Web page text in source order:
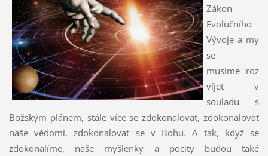
Zákon
Evolučního
Vývoje a my
se
musíme roz
víjet v
souladu s
Božským plánem, stále více se zdokonalovat, zdokonalovat
naše vědomí, zdokonalovat se v Bohu. A tak, když se
zdokonalíme, naše myšlenky a pocity budou také